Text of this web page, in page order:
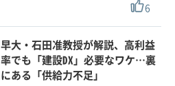
6
早大・石田准教授が解説、高利益
率でも「建設DX」必要なワケ…裏
にある「供給力不足」